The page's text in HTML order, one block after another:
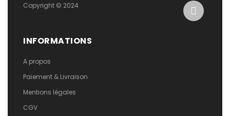
Copyright © 2024
INFORMATIONS
A propos
Paiement & Livraison
Mentions légales
CGV